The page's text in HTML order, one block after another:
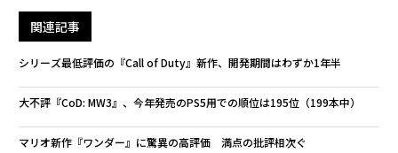
関連記事
シリーズ最低評価の『Call of Duty』新作、開発期間はわずか1年半
大不評『CoD: MW3』、今年発売のPS5用での順位は195位（199本中）
マリオ新作『ワンダー』に驚異の高評価 満点の批評相次ぐ